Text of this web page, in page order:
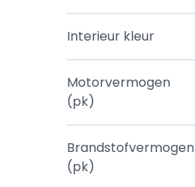
Interieur kleur
Motorvermogen
(pk)
Brandstofvermogen
(pk)